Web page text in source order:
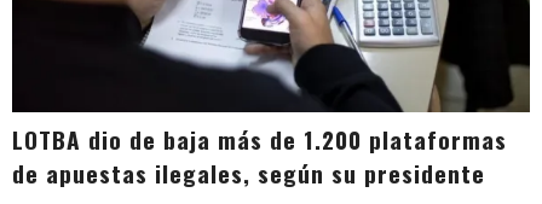
LOTBA dio de baja más de 1.200 plataformas
de apuestas ilegales, según su presidente